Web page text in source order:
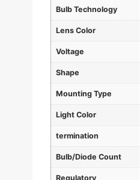
Bulb Technology
Lens Color
Voltage
Shape
Mounting Type
Light Color
termination
Bulb/Diode Count
Regulatory